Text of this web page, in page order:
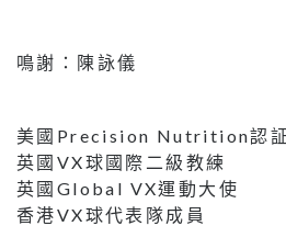
鳴謝：陳詠儀
美國Precision Nutrition認
英國VX球國際二級教練
英國Global VX運動大使
香港VX球代表隊成員